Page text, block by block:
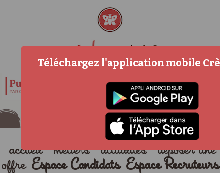
accueil métiers actualités
déposer une
offre Espace Candidats Espace Recruteurs
Téléchargez l'application mobile